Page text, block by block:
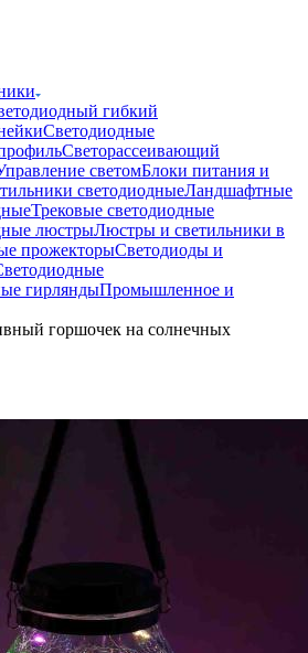
гибкий
Светодиодные
Светорассеивающий
светомБлоки питания и
светодиодныеЛандшафтные
Трековые светодиодные
люстрыЛюстры и светильники в
прожекторыСветодиоды и
гирляндыПромышленное и
горшочек на солнечных